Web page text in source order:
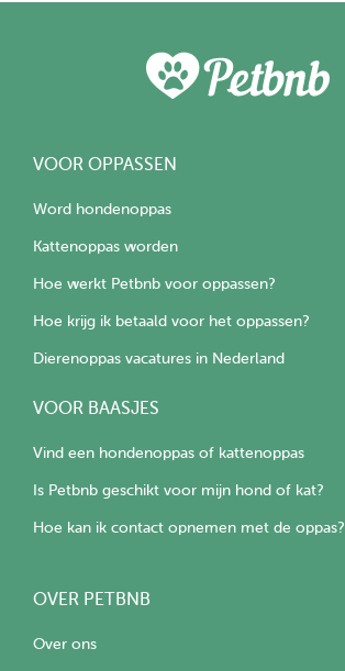
VOOR OPPASSEN
Word hondenoppas
Kattenoppas worden
Hoe werkt Petbnb voor oppassen?
Hoe krijg ik betaald voor het oppassen?
Dierenoppas vacatures in Nederland
VOOR BAASJES
Vind een hondenoppas of kattenoppas
Is Petbnb geschikt voor mijn hond of kat?
Hoe kan ik contact opnemen met de oppas?
OVER PETBNB
Over ons